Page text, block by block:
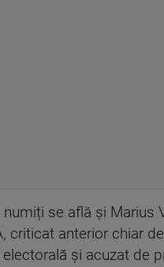
numiți se află și Marius
criticat anterior chiar
și acuzat de